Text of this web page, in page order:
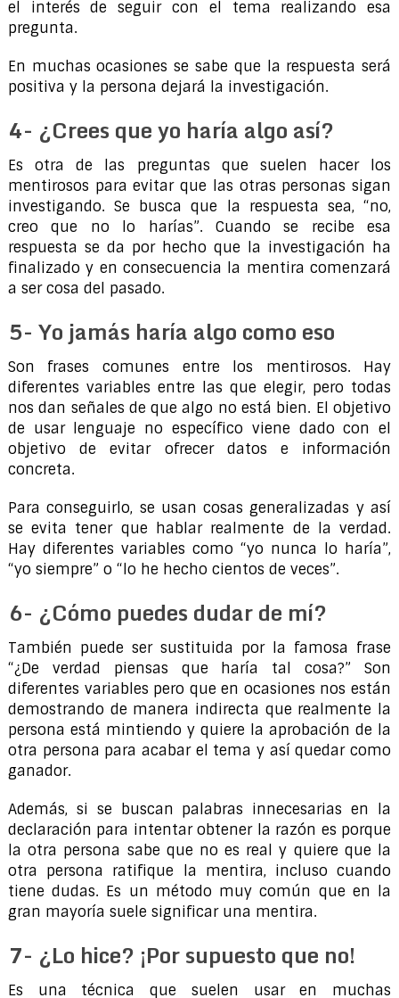
el interés de seguir con el tema realizando esa
pregunta.
En muchas ocasiones se sabe que la respuesta será
positiva y la persona dejará la investigación.
4- ¿Crees que yo haría algo así?
Es otra de las preguntas que suelen hacer los
mentirosos para evitar que las otras personas sigan
investigando. Se busca que la respuesta sea, “no,
creo que no lo harías”. Cuando se recibe esa
respuesta se da por hecho que la investigación ha
finalizado y en consecuencia la mentira comenzará
a ser cosa del pasado.
5- Yo jamás haría algo como eso
Son frases comunes entre los mentirosos. Hay
diferentes variables entre las que elegir, pero todas
nos dan señales de que algo no está bien. El objetivo
de usar lenguaje no específico viene dado con el
objetivo de evitar ofrecer datos e información
concreta.
Para conseguirlo, se usan cosas generalizadas y así
se evita tener que hablar realmente de la verdad.
Hay diferentes variables como “yo nunca lo haría”,
“yo siempre” o “lo he hecho cientos de veces”.
6- ¿Cómo puedes dudar de mí?
También puede ser sustituida por la famosa frase
“¿De verdad piensas que haría tal cosa?” Son
diferentes variables pero que en ocasiones nos están
demostrando de manera indirecta que realmente la
persona está mintiendo y quiere la aprobación de la
otra persona para acabar el tema y así quedar como
ganador.
Además, si se buscan palabras innecesarias en la
declaración para intentar obtener la razón es porque
la otra persona sabe que no es real y quiere que la
otra persona ratifique la mentira, incluso cuando
tiene dudas. Es un método muy común que en la
gran mayoría suele significar una mentira.
7- ¿Lo hice? ¡Por supuesto que no!
Es una técnica que suelen usar en muchas